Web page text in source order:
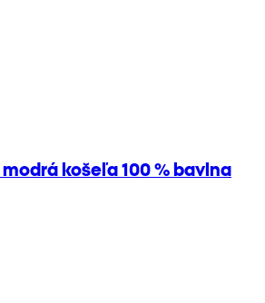
košeľa 100 % bavlna